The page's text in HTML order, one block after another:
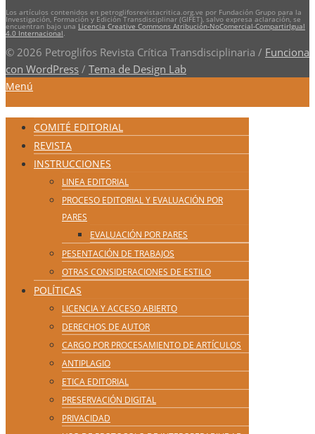
Los artículos contenidos en petroglifosrevistacritica.org.ve por Fundación Grupo para la
Investigación, Formación y Edición Transdisciplinar (GIFET), salvo expresa aclaración, se
encuentran bajo una Licencia Creative Commons Atribución-NoComercial-CompartirIgual
4.0 Internacional.
© 2026 Petroglifos Revista Crítica Transdisciplinaria / Funciona
con WordPress / Tema de Design Lab
Menú
COMITÉ EDITORIAL
REVISTA
INSTRUCCIONES
LINEA EDITORIAL
PROCESO EDITORIAL Y EVALUACIÓN POR
PARES
EVALUACIÓN POR PARES
PESENTACIÓN DE TRABAJOS
OTRAS CONSIDERACIONES DE ESTILO
POLÍTICAS
LICENCIA Y ACCESO ABIERTO
DERECHOS DE AUTOR
CARGO POR PROCESAMIENTO DE ARTÍCULOS
ANTIPLAGIO
ETICA EDITORIAL
PRESERVACIÓN DIGITAL
PRIVACIDAD